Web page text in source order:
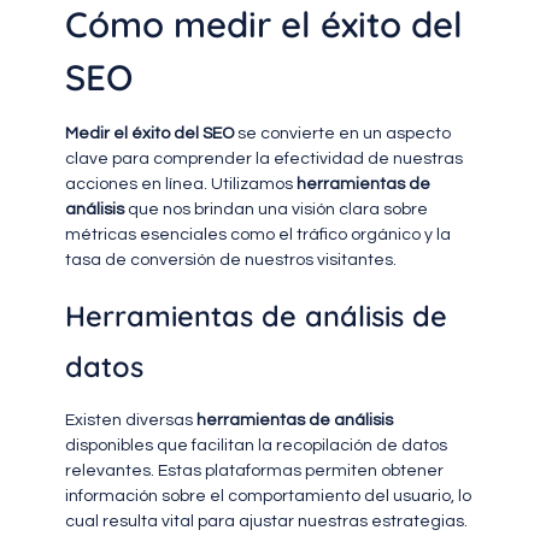
Cómo medir el éxito del
SEO
Medir el éxito del SEOse convierte en un aspecto
clave para comprender la efectividad de nuestras
acciones en línea. Utilizamos herramientas de
análisisque nos brindan una visión clara sobre
métricas esenciales como el tráfico orgánico y la
tasa de conversión de nuestros visitantes.
Herramientas de análisis de
datos
Existen diversas herramientas de análisis
disponibles que facilitan la recopilación de datos
relevantes. Estas plataformas permiten obtener
información sobre el comportamiento del usuario, lo
cual resulta vital para ajustar nuestras estrategias.